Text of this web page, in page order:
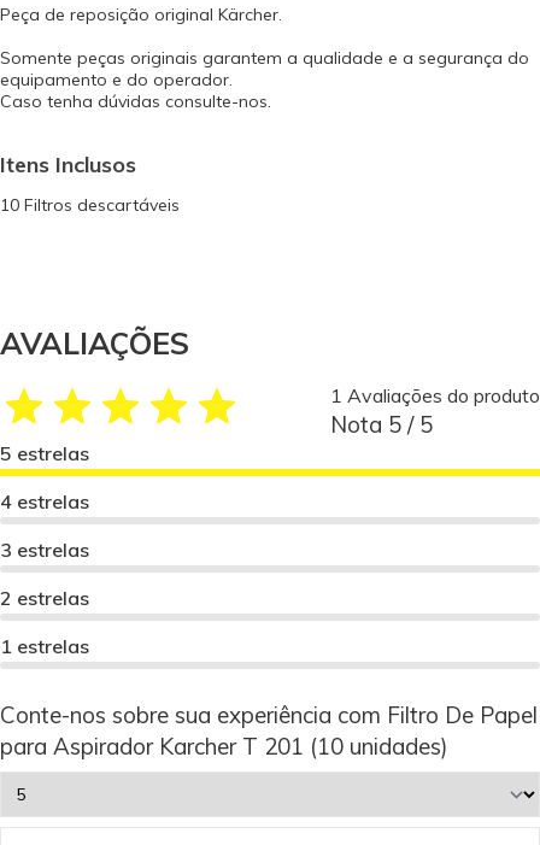
Peça de reposição original Kärcher.
Somente peças originais garantem a qualidade e a segurança do
equipamento e do operador.
Caso tenha dúvidas consulte-nos.
Itens Inclusos
10 Filtros descartáveis
AVALIAÇÕES
1 Avaliações do produto
Nota 5 / 5
5 estrelas
4 estrelas
3 estrelas
2 estrelas
1 estrelas
Conte-nos sobre sua experiência com Filtro De Papel
para Aspirador Karcher T 201 (10 unidades)